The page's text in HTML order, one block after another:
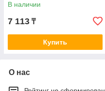
В наличии
7 113 ₸
Купить
О нас